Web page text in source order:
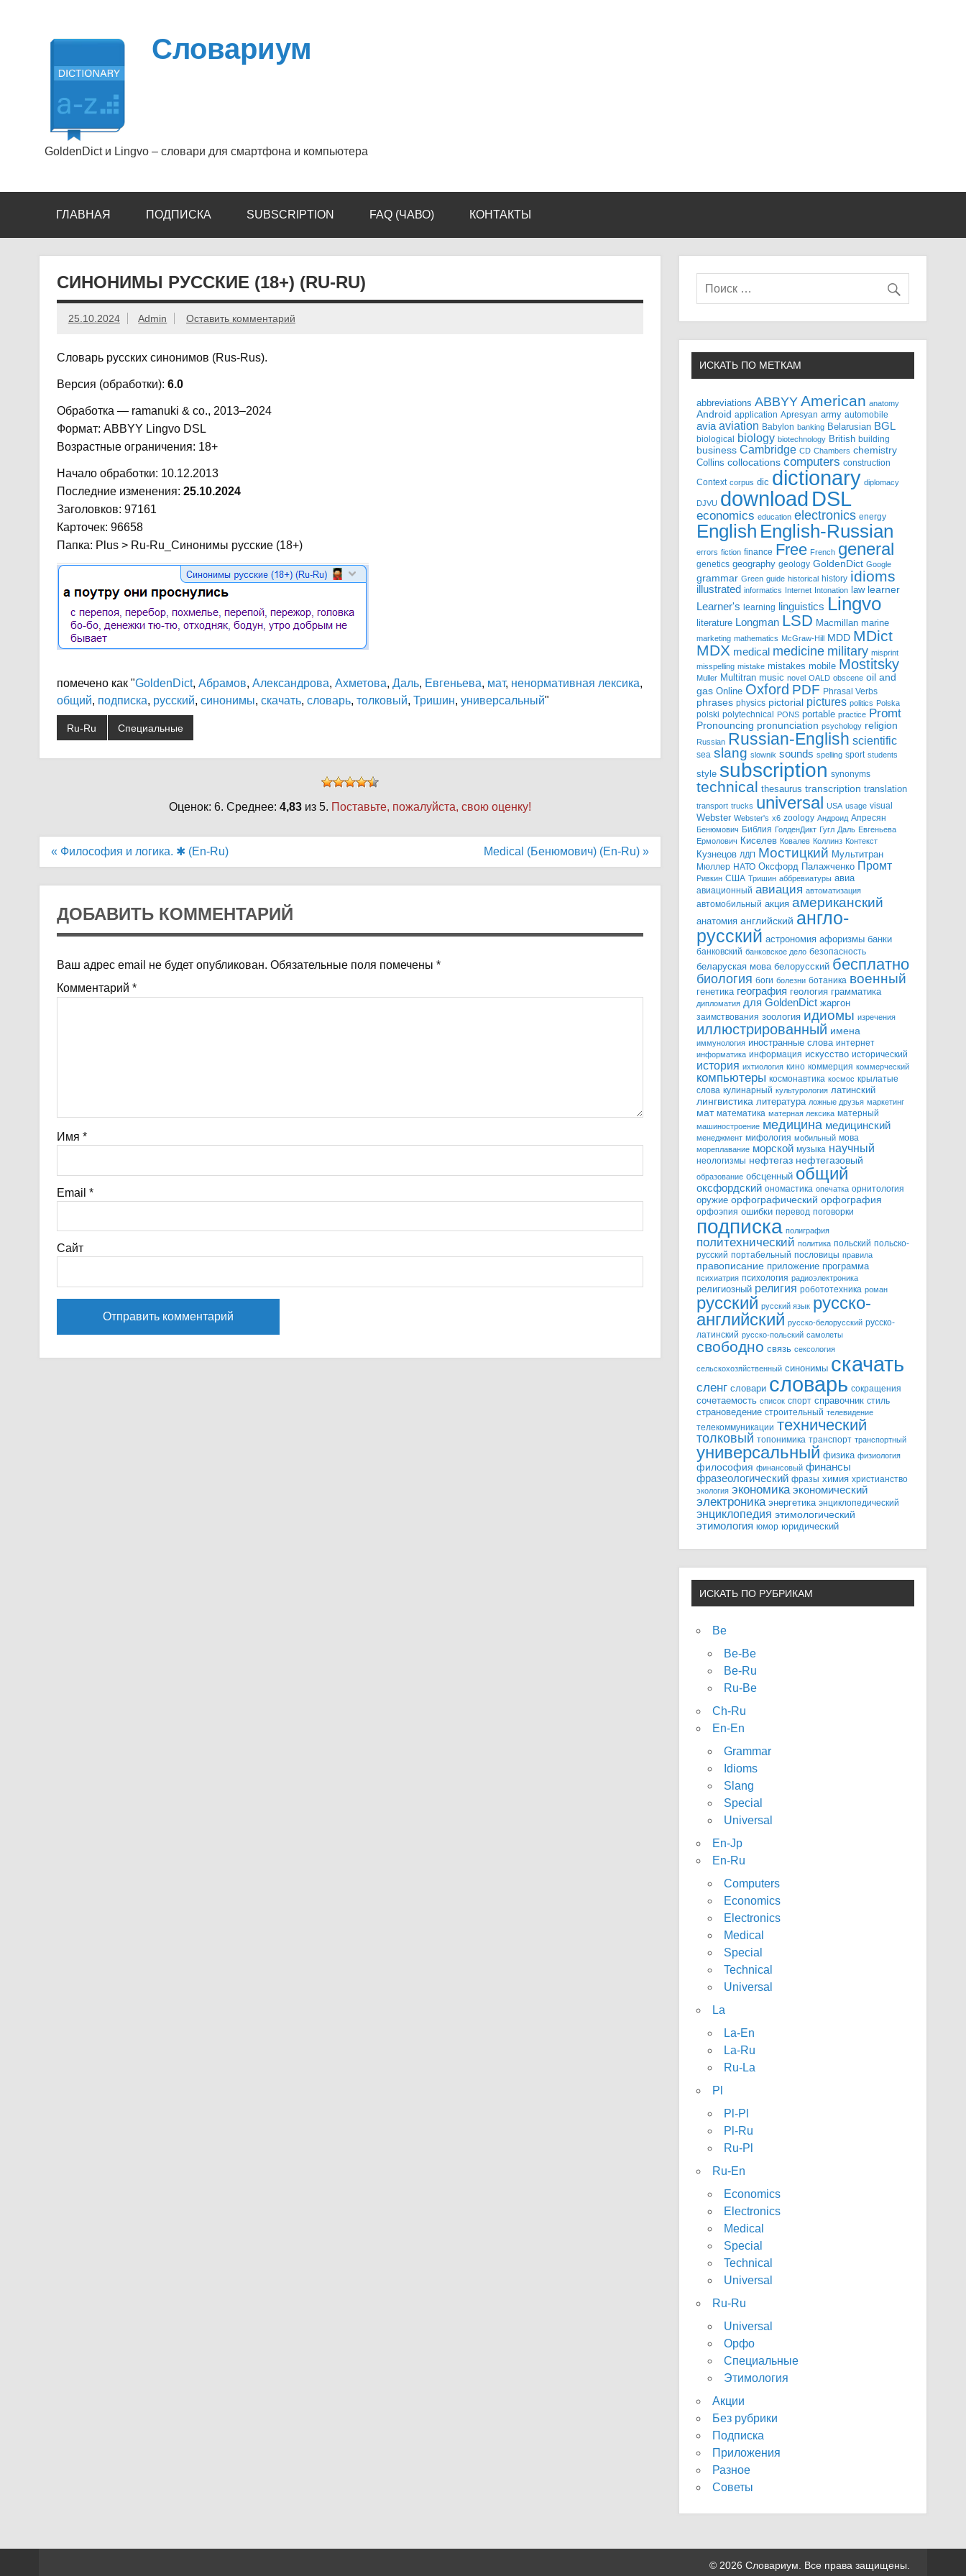
Словариум
GoldenDict и Lingvo – словари для смартфона и компьютера
ГЛАВНАЯ ПОДПИСКА SUBSCRIPTION FAQ (ЧАВО) КОНТАКТЫ
СИНОНИМЫ РУССКИЕ (18+) (RU-RU)
25.10.2024 Admin Оставить комментарий
Словарь русских синонимов (Rus-Rus).
Версия (обработки): 6.0
Обработка — ramanuki & co., 2013–2024
Формат: ABBYY Lingvo DSL
Возрастные ограничения: 18+
Начало обработки: 10.12.2013
Последние изменения: 25.10.2024
Заголовков: 97161
Карточек: 96658
Папка: Plus > Ru-Ru_Синонимы русские (18+)
помечено как "GoldenDict, Абрамов, Александрова, Ахметова, Даль, Евгеньева, мат, ненормативная лексика,
общий, подписка, русский, синонимы, скачать, словарь, толковый, Тришин, универсальный"
Ru-Ru Специальные
Оценок: 6. Среднее: 4,83из 5. Поставьте, пожалуйста, свою оценку!
Навигация
« Философия и логика. ✱ (En-Ru) Medical (Бенюмович) (En-Ru) »
ДОБАВИТЬ КОММЕНТАРИЙ
Ваш адрес email не будет опубликован. Обязательные поля помечены *
Комментарий *
Имя *
Email *
Сайт
ИСКАТЬ ПО МЕТКАМ
abbreviations ABBYY American anatomy
Android application Apresyan army automobile
avia aviation Babylon banking Belarusian BGL
biological biology biotechnology British building
business Cambridge CD Chambers chemistry
Collins collocations computers construction
Context corpus dic dictionary diplomacy
DJVU download DSL
economics education electronics energy
English English-Russian
errors fiction finance Free French general
genetics geography geology GoldenDict Google
grammar Green guide historical history idioms
illustrated informatics Internet Intonation law learner
Learner's learning linguistics Lingvo
literature Longman LSD Macmillan marine
marketing mathematics McGraw-Hill MDD MDict
MDX medical medicine military misprint
misspelling mistake mistakes mobile Mostitsky
Muller Multitran music novel OALD obscene oil and
gas Online Oxford PDF Phrasal Verbs
phrases physics pictorial pictures politics Polska
polski polytechnical PONS portable practice Promt
Pronouncing pronunciation psychology religion
Russian Russian-English scientific
sea slang slownik sounds spelling sport students
style subscription synonyms
technical thesaurus transcription translation
transport trucks universal USA usage visual
Webster Webster's x6 zoology Андроид Апресян
Бенюмович Библия ГолденДикт Гугл Даль Евгеньева
Ермолович Киселев Ковалев Коллинз Контекст
Кузнецов ЛДП Мостицкий Мультитран
Мюллер НАТО Оксфорд Палажченко Промт
Ривкин США Тришин аббревиатуры авиа
авиационный авиация автоматизация
автомобильный акция американский
анатомия английский англо-
русский астрономия афоризмы банки
банковский банковское дело безопасность
беларуская мова белорусский бесплатно
биология боги болезни ботаника военный
генетика география геология грамматика
дипломатия для GoldenDict жаргон
заимствования зоология идиомы изречения
иллюстрированный имена
иммунология иностранные слова интернет
информатика информация искусство исторический
история ихтиология кино коммерция коммерческий
компьютеры космонавтика космос крылатые
слова кулинарный культурология латинский
лингвистика литература ложные друзья маркетинг
мат математика матерная лексика матерный
машиностроение медицина медицинский
менеджмент мифология мобильный мова
мореплавание морской музыка научный
неологизмы нефтегаз нефтегазовый
образование обсценный общий
оксфордский ономастика опечатка орнитология
оружие орфографический орфография
орфоэпия ошибки перевод поговорки
подписка полиграфия
политехнический политика польский польско-
русский портабельный пословицы правила
правописание приложение программа
психиатрия психология радиоэлектроника
религиозный религия робототехника роман
русский русский язык русско-
английский русско-белорусский русско-
латинский русско-польский самолеты
свободно связь сексология
сельскохозяйственный синонимы скачать
сленг словари словарь сокращения
сочетаемость список спорт справочник стиль
страноведение строительный телевидение
телекоммуникации технический
толковый топонимика транспорт транспортный
универсальный физика физиология
философия финансовый финансы
фразеологический фразы химия христианство
экология экономика экономический
электроника энергетика энциклопедический
энциклопедия этимологический
этимология юмор юридический
ИСКАТЬ ПО РУБРИКАМ
Be
Be-Be
Be-Ru
Ru-Be
Ch-Ru
En-En
Grammar
Idioms
Slang
Special
Universal
En-Jp
En-Ru
Computers
Economics
Electronics
Medical
Special
Technical
Universal
La
La-En
La-Ru
Ru-La
Pl
Pl-Pl
Pl-Ru
Ru-Pl
Ru-En
Economics
Electronics
Medical
Special
Technical
Universal
Ru-Ru
Universal
Орфо
Специальные
Этимология
Акции
Без рубрики
Подписка
Приложения
Разное
Советы
© 2026 Словариум. Все права защищены.